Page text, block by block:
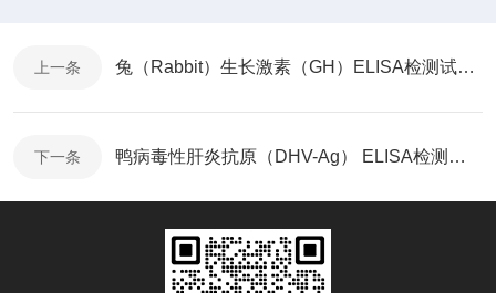
上一条 兔（Rabbit）生长激素（GH）ELISA检测试剂盒说明书
下一条 鸭病毒性肝炎抗原（DHV-Ag） ELISA检测试剂盒说明书